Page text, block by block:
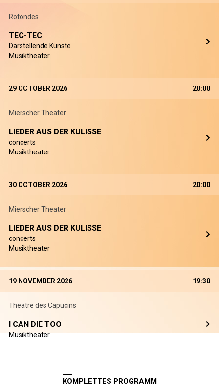
Rotondes
TEC-TEC
Darstellende Künste
Musiktheater
29 OCTOBER 2026 20:00
Mierscher Theater
LIEDER AUS DER KULISSE
concerts
Musiktheater
30 OCTOBER 2026 20:00
Mierscher Theater
LIEDER AUS DER KULISSE
concerts
Musiktheater
19 NOVEMBER 2026 19:30
Théâtre des Capucins
I CAN DIE TOO
Musiktheater
KOMPLETTES PROGRAMM